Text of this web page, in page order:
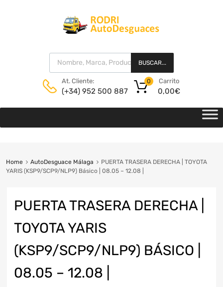
BUSCAR...
At. Cliente:
(+34) 952 500 887
Carrito
0,00€
0
Home AutoDesguace Málaga
PUERTA TRASERA DERECHA | TOYOTA
YARIS (KSP9/SCP9/NLP9) Básico | 08.05 – 12.08 |
PUERTA TRASERA DERECHA |
TOYOTA YARIS
(KSP9/SCP9/NLP9) BÁSICO |
08.05 – 12.08 |